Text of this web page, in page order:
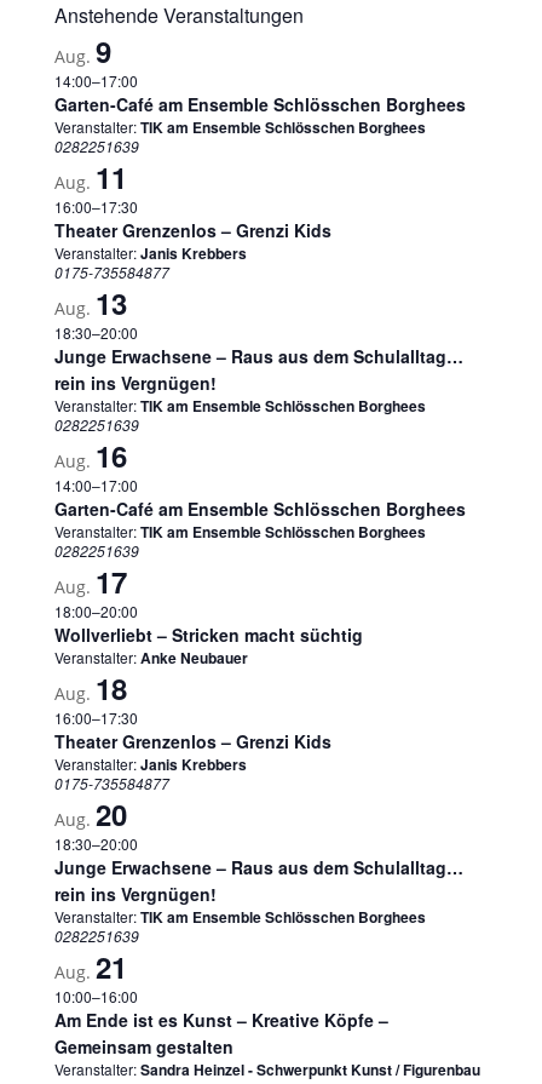
Anstehende Veranstaltungen
Aug. 9
14:00–17:00
Garten-Café am Ensemble Schlösschen Borghees
Veranstalter:TIK am Ensemble Schlösschen Borghees
0282251639
Aug. 11
16:00–17:30
Theater Grenzenlos – Grenzi Kids
Veranstalter:Janis Krebbers
0175-735584877
Aug. 13
18:30–20:00
Junge Erwachsene – Raus aus dem Schulalltag…
rein ins Vergnügen!
Veranstalter:TIK am Ensemble Schlösschen Borghees
0282251639
Aug. 16
14:00–17:00
Garten-Café am Ensemble Schlösschen Borghees
Veranstalter:TIK am Ensemble Schlösschen Borghees
0282251639
Aug. 17
18:00–20:00
Wollverliebt – Stricken macht süchtig
Veranstalter:Anke Neubauer
Aug. 18
16:00–17:30
Theater Grenzenlos – Grenzi Kids
Veranstalter:Janis Krebbers
0175-735584877
Aug. 20
18:30–20:00
Junge Erwachsene – Raus aus dem Schulalltag…
rein ins Vergnügen!
Veranstalter:TIK am Ensemble Schlösschen Borghees
0282251639
Aug. 21
10:00–16:00
Am Ende ist es Kunst – Kreative Köpfe –
Gemeinsam gestalten
Veranstalter:Sandra Heinzel - Schwerpunkt Kunst / Figurenbau